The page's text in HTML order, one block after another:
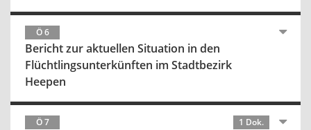
Ö 6
Bericht zur aktuellen Situation in den
Flüchtlingsunterkünften im Stadtbezirk
Heepen
Ö 7 1 Dok.